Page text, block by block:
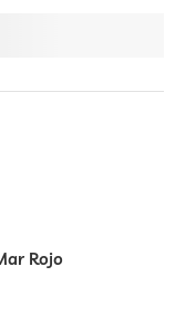
Rojo